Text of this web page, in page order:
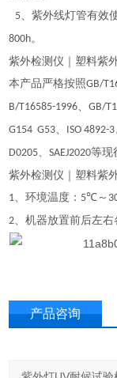
5、紫外线灯管有效
800h。
紫外检测仪｜塑料紫
本产品严格按照GB/
B/T16585-1996、GB/
G154 G53、 ISO 4892-3
D0205、SAEJ2020等现
紫外检测仪｜塑料紫
1、环境温度： 5℃～
2、机器放置前后左右
产品咨询